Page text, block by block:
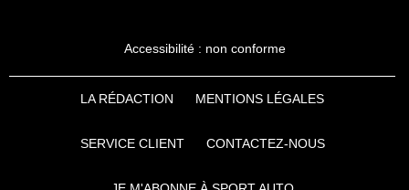
Accessibilité : non conforme
LA RÉDACTION MENTIONS LÉGALES
SERVICE CLIENT CONTACTEZ-NOUS